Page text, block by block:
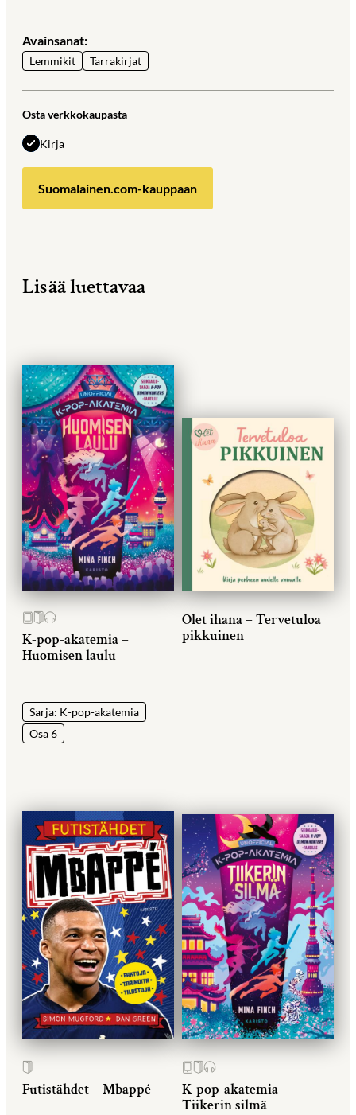
Avainsanat:
Lemmikit Tarrakirjat
Osta verkkokaupasta
Kirja
Suomalainen.com-kauppaan
Lisää luettavaa
K-pop-akatemia –
Huomisen laulu
Sarja: K-pop-akatemia
Osa 6
Olet ihana – Tervetuloa
pikkuinen
Futistähdet – Mbappé
K-pop-akatemia –
Tiikerin silmä